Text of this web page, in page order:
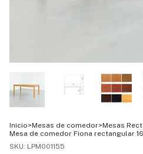
Inicio>Mesas de comedor>Mesas
Mesa de comedor Fiona rectangular
SKU: LPM001155